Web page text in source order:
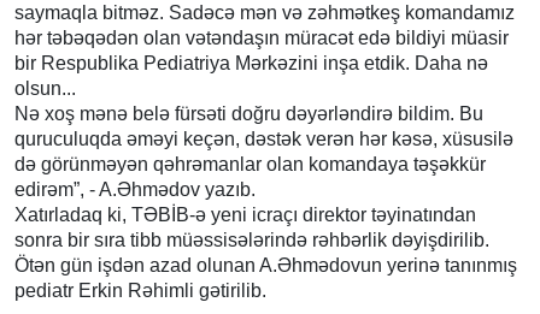
saymaqla bitməz. Sadəcə mən və zəhmətkeş komandamız
hər təbəqədən olan vətəndaşın müracət edə bildiyi müasir
bir Respublika Pediatriya Mərkəzini inşa etdik. Daha nə
olsun...
Nə xoş mənə belə fürsəti doğru dəyərləndirə bildim. Bu
quruculuqda əməyi keçən, dəstək verən hər kəsə, xüsusilə
də görünməyən qəhrəmanlar olan komandaya təşəkkür
edirəm”, - A.Əhmədov yazıb.
Xatırladaq ki, TƏBİB-ə yeni icraçı direktor təyinatından
sonra bir sıra tibb müəssisələrində rəhbərlik dəyişdirilib.
Ötən gün işdən azad olunan A.Əhmədovun yerinə tanınmış
pediatr Erkin Rəhimli gətirilib.